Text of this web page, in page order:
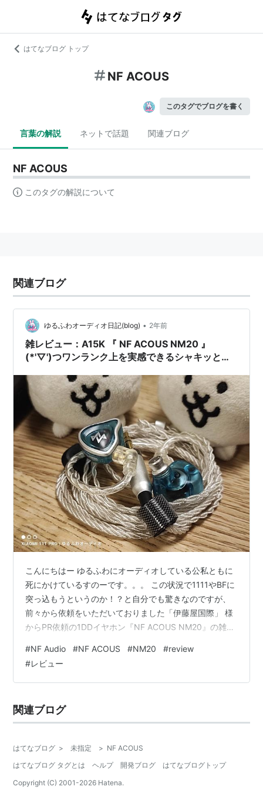
はてなブログ トップ
NF ACOUS
このタグでブログを書く
言葉の解説 ネットで話題 関連ブログ
NF ACOUS
このタグの解説について
関連ブログ
ゆるふわオーディオ日記(blog) • 2年前
雑レビュー：A15K 『 NF ACOUS NM20 』
(*'▽')つワンランク上を実感できるシャキッとし
ウンド！ #PR 伊藤屋国際
こんにちはー ゆるふわにオーディオしている公私ともに
死にかけているすのーです。。。 この状況で1111やBFに
突っ込もうというのか！？と自分でも驚きなのですが、
前々から依頼をいただいておりました「伊藤屋国際」 様
からPR依頼の1DDイヤホン『NF ACOUS NM20』の雑記
NM20 』とは 音について（A15K） リケーブル Yongse
Ruyi Rod 3.5mm Effect Audio Signature Series II Ares S
II まとめ 周波数特性 vs RA15 音以外 まとめ APPENDIX
#NF Audio #NF ACOUS #NM20 #review
#レビュー
関連ブログ
はてなブログ > 未指定 > NF ACOUS
はてなブログ タグとは
ヘルプ 開発ブログ
はてなブログトップ
Copyright (C) 2001-2026 Hatena.